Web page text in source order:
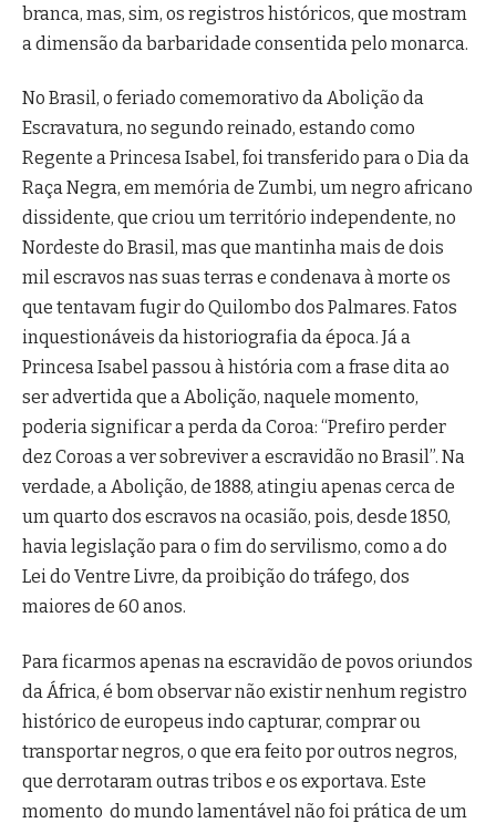
branca, mas, sim, os registros históricos, que mostram
a dimensão da barbaridade consentida pelo monarca.
No Brasil, o feriado comemorativo da Abolição da
Escravatura, no segundo reinado, estando como
Regente a Princesa Isabel, foi transferido para o Dia da
Raça Negra, em memória de Zumbi, um negro africano
dissidente, que criou um território independente, no
Nordeste do Brasil, mas que mantinha mais de dois
mil escravos nas suas terras e condenava à morte os
que tentavam fugir do Quilombo dos Palmares. Fatos
inquestionáveis da historiografia da época. Já a
Princesa Isabel passou à história com a frase dita ao
ser advertida que a Abolição, naquele momento,
poderia significar a perda da Coroa: “Prefiro perder
dez Coroas a ver sobreviver a escravidão no Brasil”. Na
verdade, a Abolição, de 1888, atingiu apenas cerca de
um quarto dos escravos na ocasião, pois, desde 1850,
havia legislação para o fim do servilismo, como a do
Lei do Ventre Livre, da proibição do tráfego, dos
maiores de 60 anos.
Para ficarmos apenas na escravidão de povos oriundos
da África, é bom observar não existir nenhum registro
histórico de europeus indo capturar, comprar ou
transportar negros, o que era feito por outros negros,
que derrotaram outras tribos e os exportava. Este
momento do mundo lamentável não foi prática de um